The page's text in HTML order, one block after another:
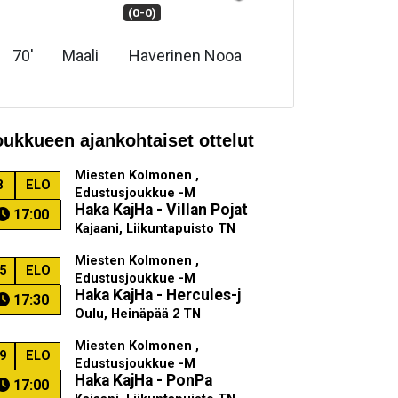
(0-0)
70' Maali Haverinen Nooa
ajankohtaiset ottelut
ELO
17:00
Miesten Kolmonen ,
Edustusjoukkue -M
Haka KajHa - Villan Pojat
Kajaani, Liikuntapuisto TN
ELO
17:30
Miesten Kolmonen ,
Edustusjoukkue -M
Haka KajHa - Hercules-j
Oulu, Heinäpää 2 TN
ELO
17:00
Miesten Kolmonen ,
Edustusjoukkue -M
Haka KajHa - PonPa